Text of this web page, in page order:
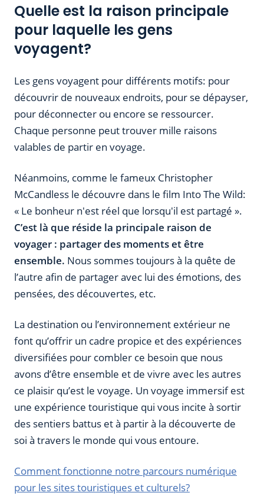
Quelle est la raison principale
pour laquelle les gens
voyagent?
Les gens voyagent pour différents motifs: pour
découvrir de nouveaux endroits, pour se dépayser,
pour déconnecter ou encore se ressourcer.
Chaque personne peut trouver mille raisons
valables de partir en voyage.
Néanmoins, comme le fameux Christopher
McCandless le découvre dans le film Into The Wild:
« Le bonheur n'est réel que lorsqu'il est partagé ».
C’est là que réside la principale raison de
voyager : partager des moments et être
ensemble. Nous sommes toujours à la quête de
l’autre afin de partager avec lui des émotions, des
pensées, des découvertes, etc.
La destination ou l’environnement extérieur ne
font qu’offrir un cadre propice et des expériences
diversifiées pour combler ce besoin que nous
avons d’être ensemble et de vivre avec les autres
ce plaisir qu’est le voyage. Un voyage immersif est
une expérience touristique qui vous incite à sortir
des sentiers battus et à partir à la découverte de
soi à travers le monde qui vous entoure.
Comment fonctionne notre parcours numérique
pour les sites touristiques et culturels?